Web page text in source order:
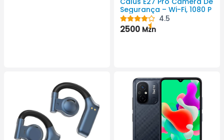
Segurança – Wi-Fi, 1080 P
4.5
2500 Mzn